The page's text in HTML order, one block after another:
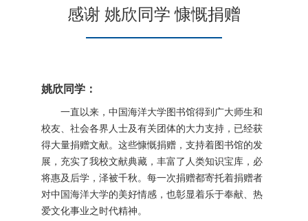
感谢 姚欣同学 慷慨捐赠
姚欣同学：
一直以来，中国海洋大学图书馆得到广大师生和
校友、社会各界人士及有关团体的大力支持，已经获
得大量捐赠文献。这些慷慨捐赠，支持着图书馆的发
展，充实了我校文献典藏，丰富了人类知识宝库，必
将惠及后学，泽被千秋。每一次捐赠都寄托着捐赠者
对中国海洋大学的美好情感，也彰显着乐于奉献、热
爱文化事业之时代精神。